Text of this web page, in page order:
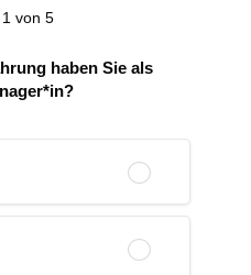
von 5
haben Sie als